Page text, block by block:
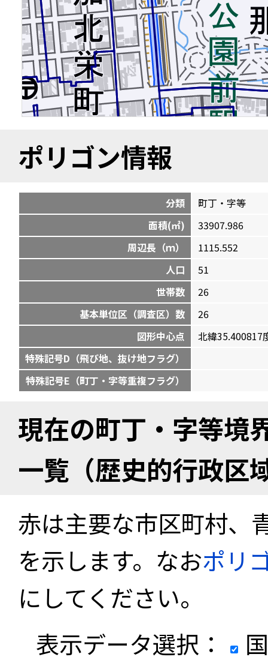
ポリゴン情報
分類
町丁・字等
面積(㎡)
33907.986
周辺長（ｍ）
1115.552
人口
51
世帯数
26
基本単位区（調査区）数
26
図形中心点
北緯35.400817
特殊記号D（飛び地、抜け地フラグ）
特殊記号E（町丁・字等重複フラグ）
現在の町丁・字等境
一覧（歴史的行政区
赤は主要な市区町村、
を示します。なおポリ
にしてください。
表示データ選択：